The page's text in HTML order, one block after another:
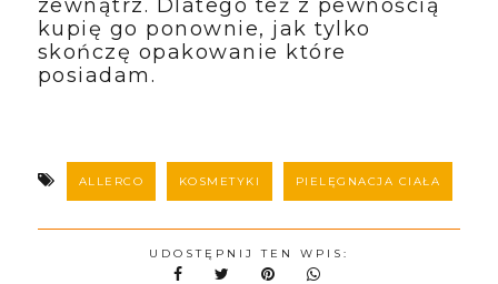
zewnątrz. Dlatego też z pewnością
kupię go ponownie, jak tylko
skończę opakowanie które
posiadam.
ALLERCO KOSMETYKI PIELĘGNACJA CIAŁA
UDOSTĘPNIJ TEN WPIS: